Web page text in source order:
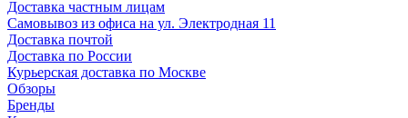
Доставка частным лицам
Самовывоз из офиса на ул. Электродная 11
Доставка почтой
Доставка по России
Курьерская доставка по Москве
Обзоры
Бренды